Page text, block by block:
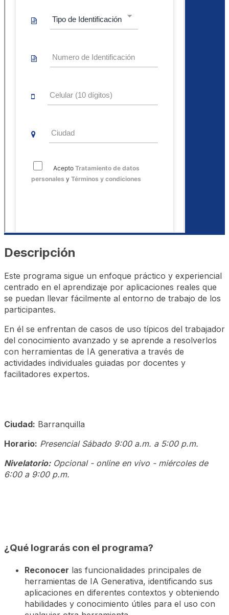
Descripción
Este programa sigue un enfoque práctico y experiencial
centrado en el aprendizaje por aplicaciones reales que
se puedan llevar fácilmente al entorno de trabajo de los
participantes.
En él se enfrentan de casos de uso típicos del trabajador
del conocimiento avanzado y se aprende a resolverlos
con herramientas de IA generativa a través de
actividades individuales guiadas por docentes y
facilitadores expertos.
Ciudad: Barranquilla
Horario: Presencial Sábado 9:00 a.m. a 5:00 p.m.
Nivelatorio: Opcional - online en vivo - miércoles de
6:00 a 9:00 p.m.
¿Qué lograrás con el programa?
Reconocer las funcionalidades principales de
herramientas de IA Generativa, identificando sus
aplicaciones en diferentes contextos y obteniendo
habilidades y conocimiento útiles para el uso con